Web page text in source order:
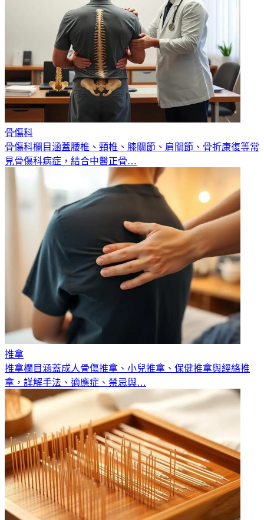
骨傷科
骨傷科欄目涵蓋腰椎、頸椎、膝關節、肩關節、骨折康復等常
見骨傷科病症，結合中醫正骨…
推拿
推拿欄目涵蓋成人骨傷推拿、小兒推拿、保健推拿與經絡推
拿，詳解手法、適應症、禁忌與…